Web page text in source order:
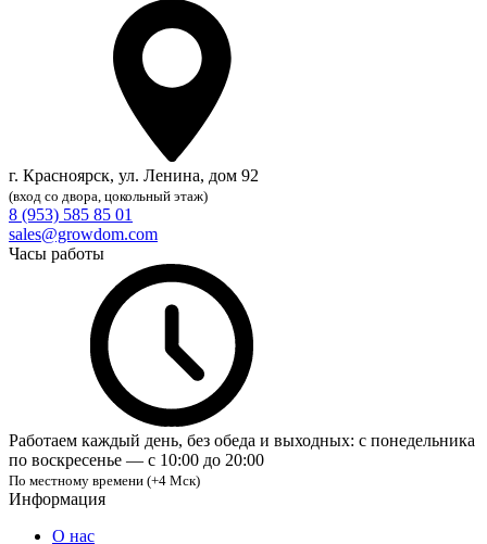
г. Красноярск, ул. Ленина, дом 92
(вход со двора, цокольный этаж)
8 (953) 585 85 01
sales@growdom.com
Часы работы
Работаем каждый день, без обеда и выходных: с понедельника
по воскресенье — с 10:00 до 20:00
По местному времени (+4 Мск)
Информация
О нас